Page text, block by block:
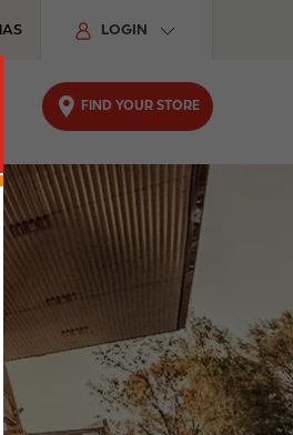
LOGIN
FIND YOUR STORE